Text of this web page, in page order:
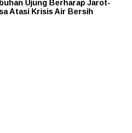
Ujung Berharap Jarot-
Atasi Krisis Air Bersih